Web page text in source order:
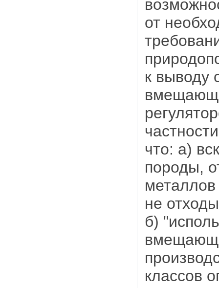
от
к выводу
что: а)
породы,
металлов
не
б)
классов